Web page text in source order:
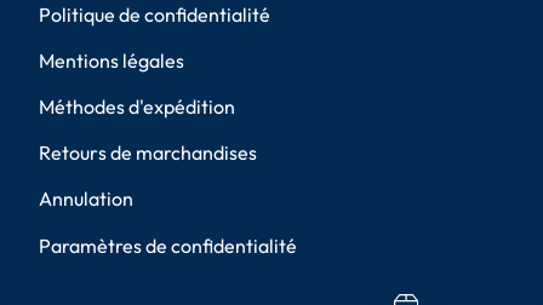
Politique de confidentialité
Mentions légales
Méthodes d'expédition
Retours de marchandises
Annulation
Paramètres de confidentialité